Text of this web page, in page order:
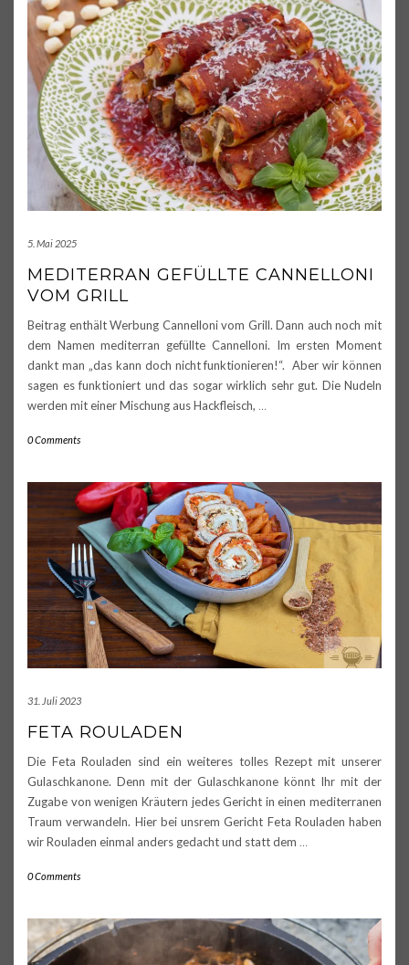
5. Mai 2025
MEDITERRAN GEFÜLLTE CANNELLONI
VOM GRILL
Beitrag enthält Werbung Cannelloni vom Grill. Dann auch noch mit
dem Namen mediterran gefüllte Cannelloni. Im ersten Moment
dankt man „das kann doch nicht funktionieren!“. Aber wir können
sagen es funktioniert und das sogar wirklich sehr gut. Die Nudeln
werden mit einer Mischung aus Hackfleisch, …
0 Comments
31. Juli 2023
FETA ROULADEN
Die Feta Rouladen sind ein weiteres tolles Rezept mit unserer
Gulaschkanone. Denn mit der Gulaschkanone könnt Ihr mit der
Zugabe von wenigen Kräutern jedes Gericht in einen mediterranen
Traum verwandeln. Hier bei unsrem Gericht Feta Rouladen haben
wir Rouladen einmal anders gedacht und statt dem …
0 Comments